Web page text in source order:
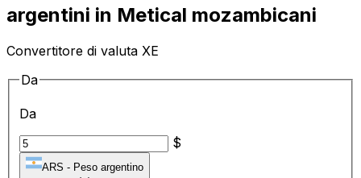
argentini in Metical mozambicani
Convertitore di valuta XE
Da
Da
$
ARS - Peso argentino